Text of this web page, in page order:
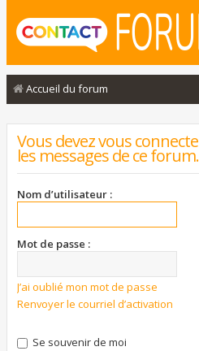
Accueil du forum
Vous devez vous
les messages de ce forum.
Nom d’utilisateur :
Mot de passe :
J’ai oublié mon mot de passe
Renvoyer le courriel d’activation
Se souvenir de moi